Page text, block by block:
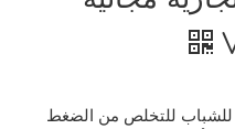
للشباب للتخلص من الضغط